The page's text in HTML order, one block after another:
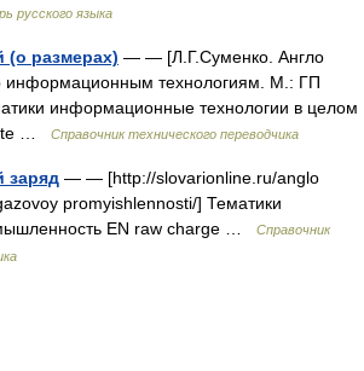
русского языка
(о размерах) — — [Л.Г.Суменко. Англо
информационным технологиям. М.: ГП
информационные технологии в целом
…
Справочник технического переводчика
заряд — — [http://slovarionline.ru/anglo
promyishlennosti/] Тематики
EN raw charge …
Справочник